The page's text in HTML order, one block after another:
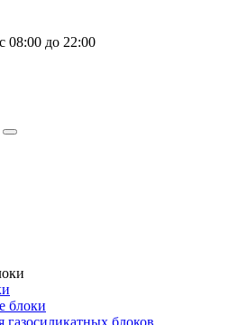
08:00 до 22:00
блоки
газосиликатных блоков